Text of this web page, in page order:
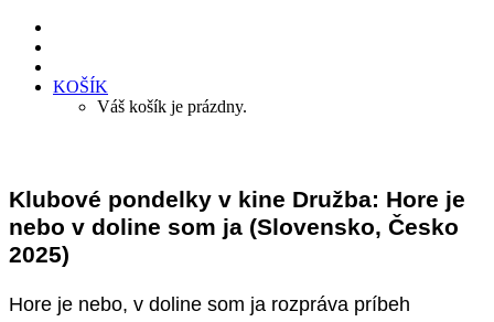
KOŠÍK
Váš košík je prázdny.
Klubové pondelky v kine Družba: Hore je
nebo v doline som ja (Slovensko, Česko
2025)
Hore je nebo, v doline som ja rozpráva príbeh